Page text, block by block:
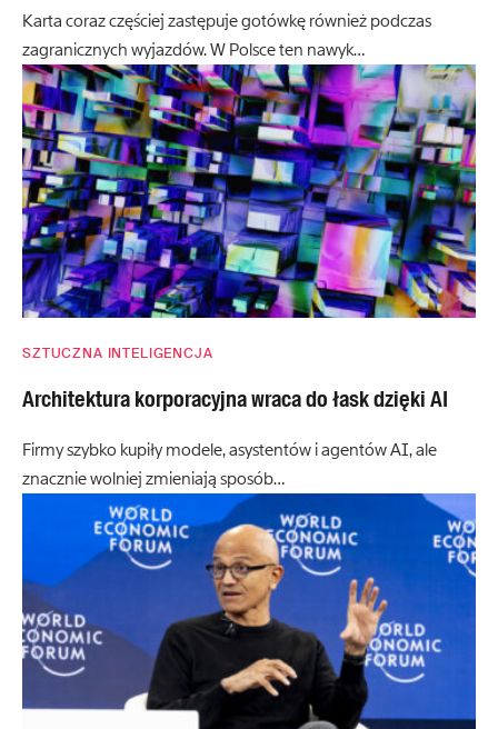
Karta coraz częściej zastępuje gotówkę również podczas
zagranicznych wyjazdów. W Polsce ten nawyk…
SZTUCZNA INTELIGENCJA
Architektura korporacyjna wraca do łask dzięki AI
Firmy szybko kupiły modele, asystentów i agentów AI, ale
znacznie wolniej zmieniają sposób…